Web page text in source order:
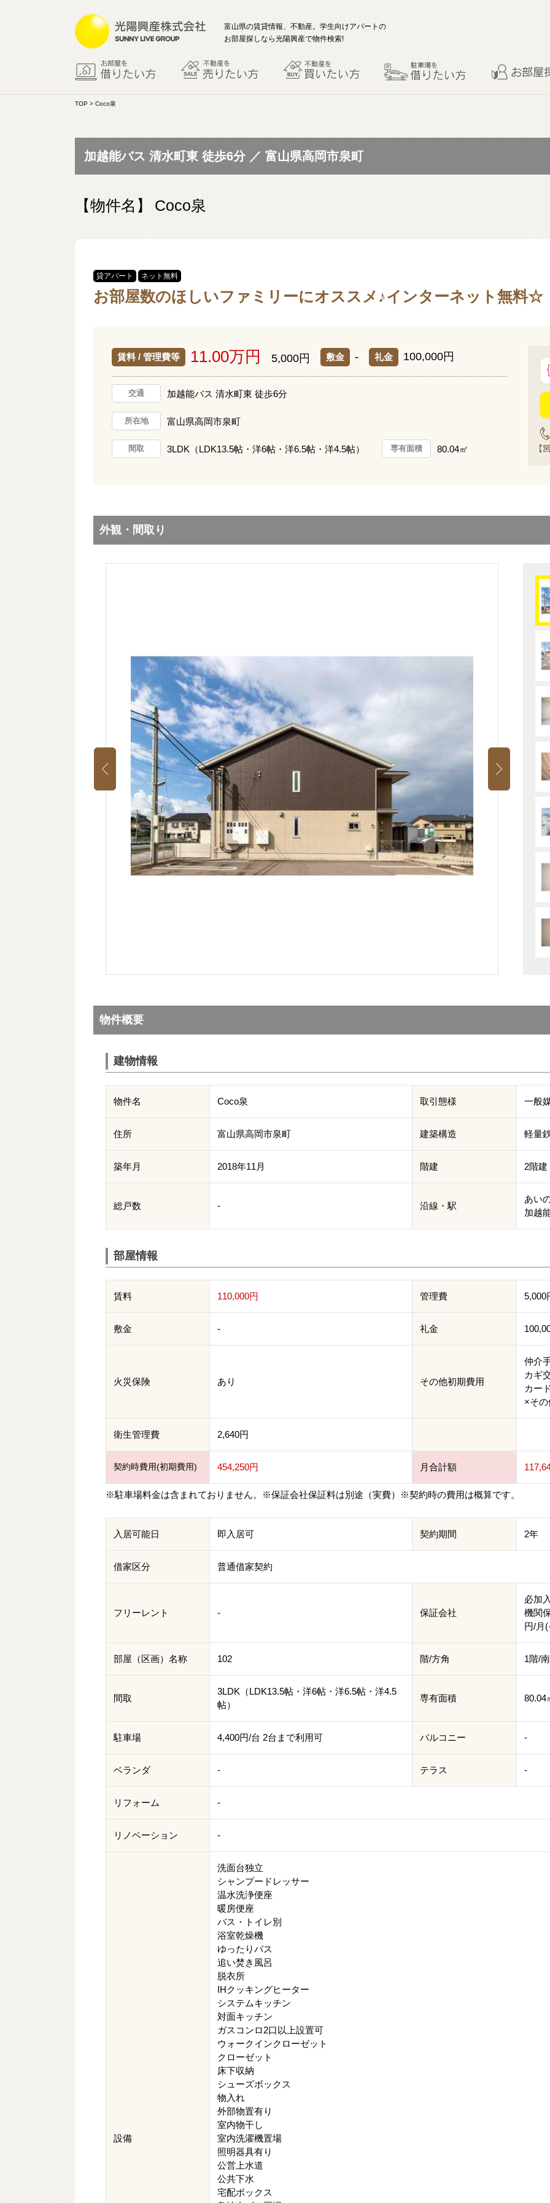
富山県の賃貸情報、不動産。学生向けアパートの
お部屋探しなら光陽興産で物件検索!
TOP > Coco泉
加越能バス 清水町東 徒歩6分 ／ 富山県高岡市泉町
【物件名】 Coco泉
貸アパート ネット無料
お部屋数のほしいファミリーにオススメ♪インターネット無料☆
賃料 / 管理費等 11.00万円 5,000円 敷金 - 礼金 100,000円
交通 加越能バス 清水町東 徒歩6分
所在地 富山県高岡市泉町
間取 3LDK（LDK13.5帖・洋6帖・洋6.5帖・洋4.5帖） 専有面積 80.04㎡
外観・間取り
物件概要
建物情報
物件名 Coco泉 取引態様 一般
住所 富山県高岡市泉町 建築構造 軽量
築年月 2018年11月 階建 2階建
総戸数 - 沿線・駅
あい
加越
部屋情報
賃料 110,000円 管理費 5,000
敷金 - 礼金
火災保険 あり その他初期費用
仲介
カギ
カー
×その
衛生管理費 2,640円
契約時費用(初期費用) 454,250円 月合計額
※駐車場料金は含まれておりません。※保証会社保証料は別途（実費）※契約時の費用は概算です。
入居可能日 即入居可 契約期間 2年
借家区分 普通借家契約
フリーレント - 保証会社
必加
機関
円/月
部屋（区画）名称 102 階/方角 1階/
間取
3LDK（LDK13.5帖・洋6帖・洋6.5帖・洋4.5
帖）
専有面積 80.04
駐車場 4,400円/台 2台まで利用可 バルコニー -
ベランダ - テラス -
リフォーム -
リノベーション -
設備
洗面台独立
シャンプードレッサー
温水洗浄便座
暖房便座
バス・トイレ別
浴室乾燥機
ゆったりバス
追い焚き風呂
脱衣所
IHクッキングヒーター
システムキッチン
対面キッチン
ガスコンロ2口以上設置可
ウォークインクローゼット
クローゼット
床下収納
シューズボックス
物入れ
外部物置有り
室内物干し
室内洗濯機置場
照明器具有り
公営上水道
公共下水
宅配ボックス